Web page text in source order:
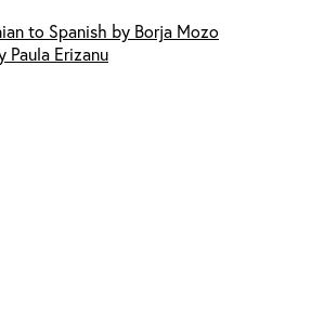
to Spanish by Borja Mozo
Paula Erizanu